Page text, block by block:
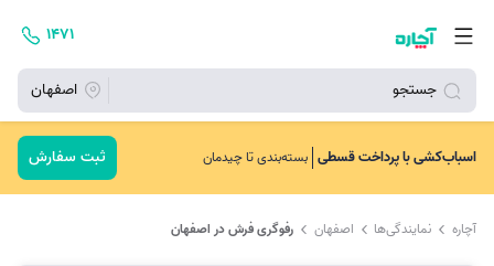
جستجو اصفهان
۱۴۷۱
اسباب‌کشی با پرداخت قسطی بسته‌بندی تا چیدمان ثبت سفارش
آچاره نمایندگی‌ها اصفهان رفوگری فرش در اصفهان